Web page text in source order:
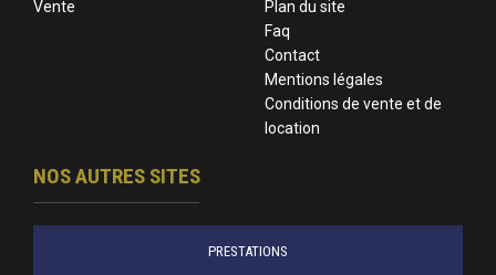
Vente
Plan du site
Faq
Contact
Mentions légales
Conditions de vente et de
location
NOS AUTRES SITES
PRESTATIONS